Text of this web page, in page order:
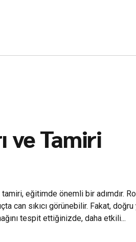
ve Tamiri
tamiri, eğitimde önemli bir adımdır.
can sıkıcı görünebilir. Fakat,
tespit ettiğinizde, daha etkili...